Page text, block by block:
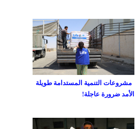
مشروعات التنمية المستدامة طويلة
الأمد ضرورة عاجلة!